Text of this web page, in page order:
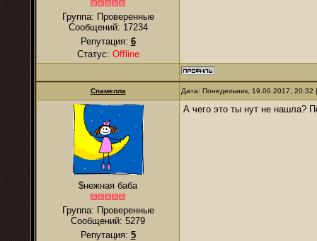
Группа: Проверенные
Сообщений: 17234
Репутация: 6
Статус: Offline
Спамелла Дата: Понедельник, 19.06.2017,
$нежная баба
Группа: Проверенные
Сообщений: 5279
Репутация: 5
А чего это ты нут не нашла?